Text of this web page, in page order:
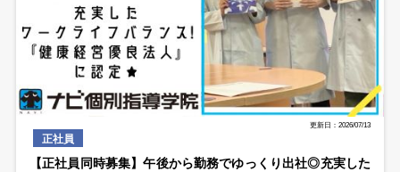
更新日：2026/07/13
正社員
【正社員同時募集】午後から勤務でゆっくり出社◎充実した